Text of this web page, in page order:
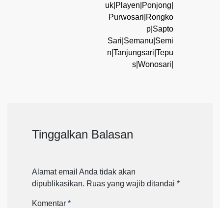
uk|Playen|Ponjong|
Purwosari|Rongko
p|Sapto
Sari|Semanu|Semi
n|Tanjungsari|Tepu
s|Wonosari|
Tinggalkan Balasan
Alamat email Anda tidak akan
dipublikasikan. Ruas yang wajib ditandai *
Komentar *